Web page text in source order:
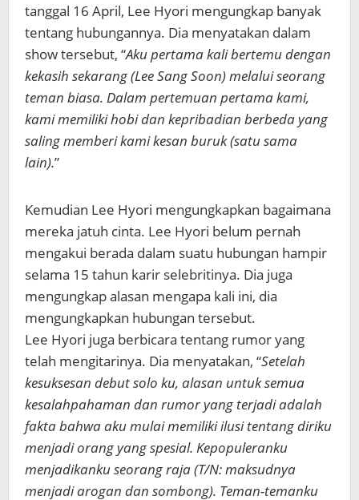
tanggal 16 April, Lee Hyori mengungkap banyak
tentang hubungannya. Dia menyatakan dalam
show tersebut, “Aku pertama kali bertemu dengan
kekasih sekarang (Lee Sang Soon) melalui seorang
teman biasa. Dalam pertemuan pertama kami,
kami memiliki hobi dan kepribadian berbeda yang
saling memberi kami kesan buruk (satu sama
lain).”
Kemudian Lee Hyori mengungkapkan bagaimana
mereka jatuh cinta. Lee Hyori belum pernah
mengakui berada dalam suatu hubungan hampir
selama 15 tahun karir selebritinya. Dia juga
mengungkap alasan mengapa kali ini, dia
mengungkapkan hubungan tersebut.
Lee Hyori juga berbicara tentang rumor yang
telah mengitarinya. Dia menyatakan, “Setelah
kesuksesan debut solo ku, alasan untuk semua
kesalahpahaman dan rumor yang terjadi adalah
fakta bahwa aku mulai memiliki ilusi tentang diriku
menjadi orang yang spesial. Kepopuleranku
menjadikanku seorang raja (T/N: maksudnya
menjadi arogan dan sombong). Teman-temanku